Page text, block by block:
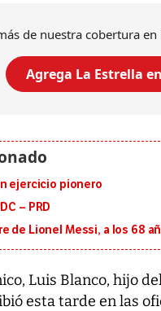
de nuestra cobertura
Agrega La Estrella
ejercicio pionero
– PRD
de Lionel Messi, a los 68
Luis Blanco, hijo
esta tarde en las